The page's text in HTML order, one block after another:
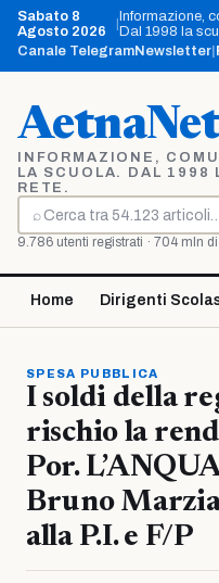
Vai
contenuto
Sabato 8
Agosto 2026
Informazione,
Dal 1998 la
Canale TelegramNewsletter
INFORMAZIONE,
LA SCUOLA. DAL 1998
RETE.
⌕
Cerca
9.786 utenti registrati · 704 mln
Home Dirigenti
SPESA PUBBLICA
I soldi della
rischio la
Por.
Bruno
alla P.I. e F/P